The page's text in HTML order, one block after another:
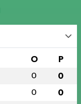
O P
0 0
0 0